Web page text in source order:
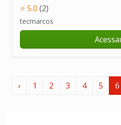
⭐ 5.0 (2)
tecmarcos
‹ 1 2 3 4 5 6